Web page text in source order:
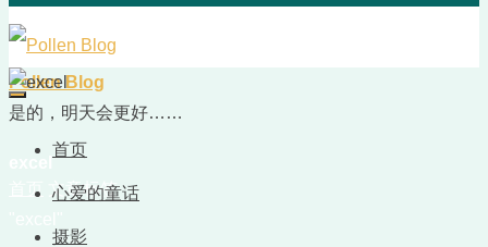
Pollen Blog
是的，明天会更好……
首页
心爱的童话
摄影
首页
文章标签